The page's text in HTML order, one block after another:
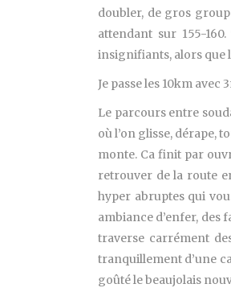
doubler, de gros
attendant sur 155-
insignifiants, alors que
Je passe les 10km
Le parcours entre
où l’on glisse, dérape,
monte. Ca finit par
retrouver de la route
hyper abruptes qui
ambiance d’enfer, des
traverse carrément
tranquillement d’une
goûté le beaujolais